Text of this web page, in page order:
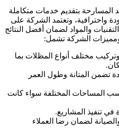
بتقديم خدمات متكاملة
واحترافية، وتعتمد الشركة على
والمواد لضمان أفضل النتائج
الشركة تشمل:
مختلف أنواع المظلات بما
تضمن المتانة وطول العمر
المساحات المختلفة سواء كانت
في تنفيذ المشاريع.
لضمان رضا العملاء